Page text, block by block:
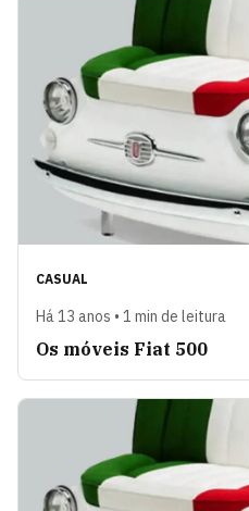
CASUAL
Há 13 anos • 1 min de leitura
Os móveis Fiat 500